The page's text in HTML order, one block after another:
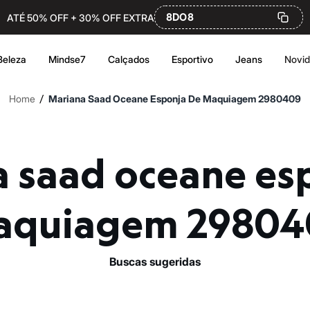
ATÉ 50% OFF + 30% OFF EXTRA 8DO8
Mindse7 Calçados Esportivo Jeans
Home / Mariana Saad Oceane Esponja De Maquiagem 2980409
buscas sugeridas